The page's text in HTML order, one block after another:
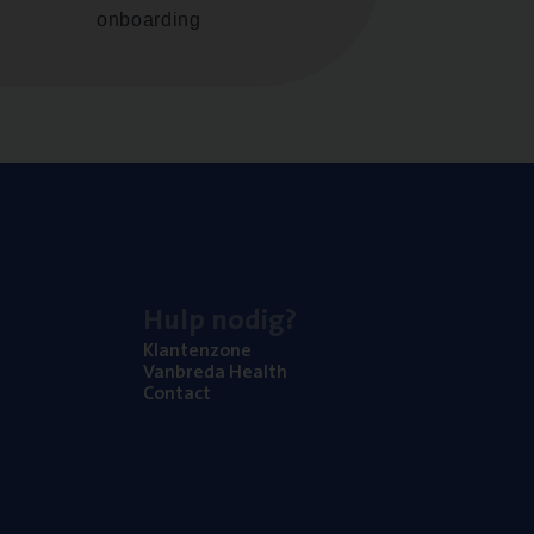
onboarding
Klan­ten­zo­ne
Van­b­re­da Health
Con­tact